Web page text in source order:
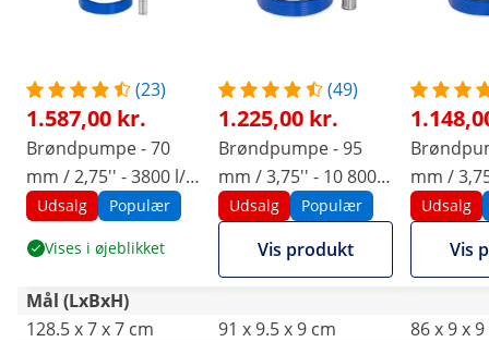
(23)
1.587,00 kr.
Brøndpumpe - 70
mm / 2,75'' - 3800 l/t
- 750 W - 50 m kabel /
rustfrit stål
Udsalg Populær
Vises i øjeblikket
(49)
1.225,00 kr.
Brøndpumpe - 95
mm / 3,75'' - 10 800
l/t - 1 100 W - 20 m
kabel / 54 m
løftehøjde - rustfrit
Udsalg Populær
Vis produkt
mm /
- 750 W
72 m
rustfrit
Udsalg
Vis
Mål (LxBxH)
128.5 x 7 x 7 cm
91 x 9.5 x 9 cm
86 x 9 x